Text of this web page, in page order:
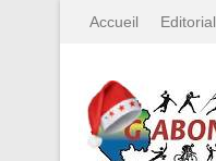
Accueil Editorial